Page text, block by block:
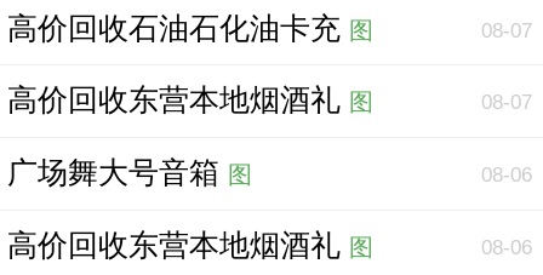
高价回收石油石化油卡充 图 08-07
高价回收东营本地烟酒礼 图 08-07
广场舞大号音箱 图 08-06
高价回收东营本地烟酒礼 图 08-06